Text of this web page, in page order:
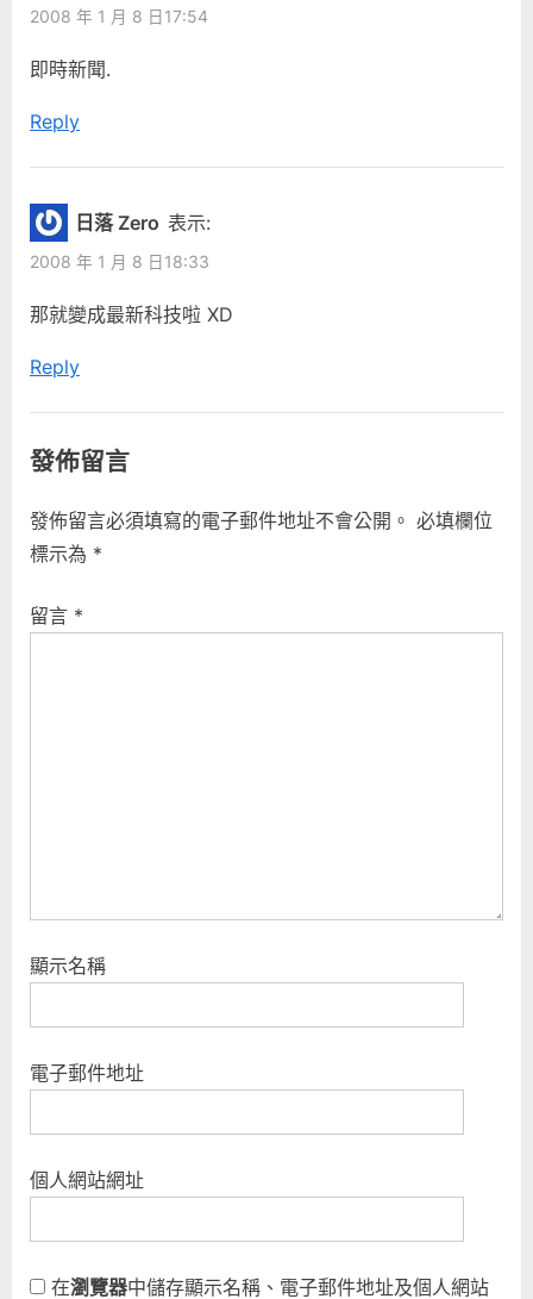
2008 年 1 月 8 日17:54
即時新聞.
Reply
日落 Zero 表示:
2008 年 1 月 8 日18:33
那就變成最新科技啦 XD
Reply
發佈留言
發佈留言必須填寫的電子郵件地址不會公開。 必填欄位
標示為 *
留言 *
顯示名稱
電子郵件地址
個人網站網址
在瀏覽器中儲存顯示名稱、電子郵件地址及個人網站